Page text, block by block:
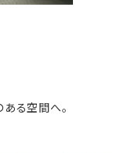
る空間へ。